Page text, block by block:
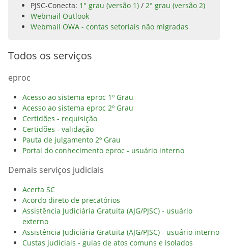
PJSC-Conecta: 1° grau (versão 1) / 2° grau (versão 2)
Webmail Outlook
Webmail OWA - contas setoriais não migradas
Todos os serviços
eproc
Acesso ao sistema eproc 1º Grau
Acesso ao sistema eproc 2º Grau
Certidões - requisição
Certidões - validação
Pauta de julgamento 2º Grau
Portal do conhecimento eproc - usuário interno
Demais serviços judiciais
Acerta SC
Acordo direto de precatórios
Assistência Judiciária Gratuita (AJG/PJSC) - usuário
externo
Assistência Judiciária Gratuita (AJG/PJSC) - usuário interno
Custas judiciais - guias de atos comuns e isolados